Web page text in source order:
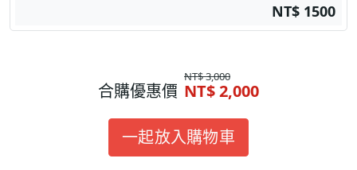
NT$ 1500
合購優惠價
NT$ 3,000
NT$ 2,000
一起放入購物車